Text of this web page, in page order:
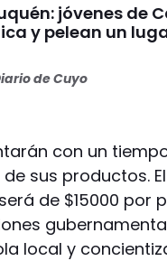
jóvenes de
y pelean un
de Cuyo
con un
sus productos.
de $15000 por
local y